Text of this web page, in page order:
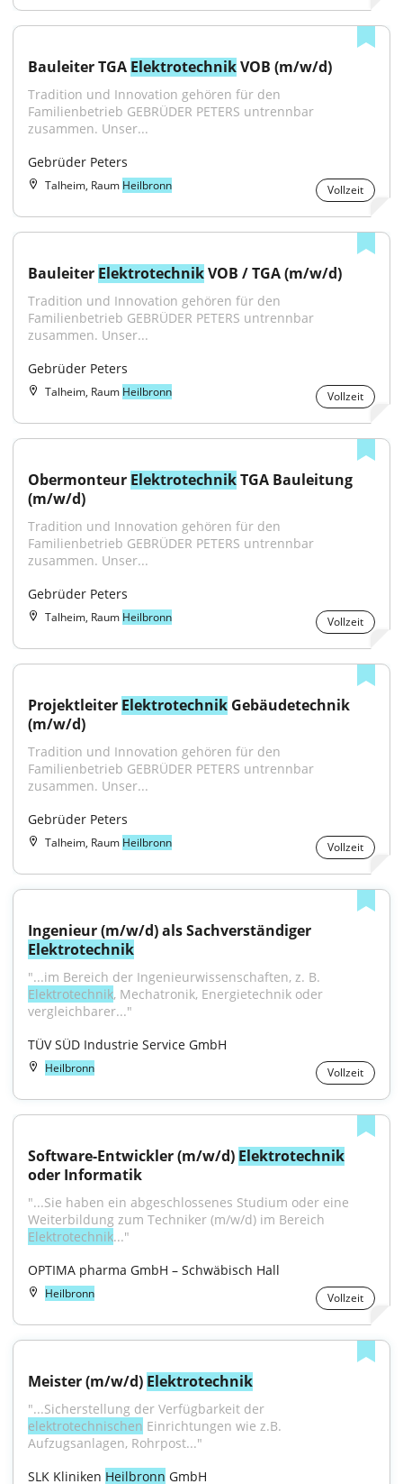
Bauleiter TGA Elektrotechnik VOB (m/w/d)
Tradition und Innovation gehören für den
Familienbetrieb GEBRÜDER PETERS untrennbar
zusammen. Unser...
Gebrüder Peters
Talheim, Raum Heilbronn Vollzeit
Bauleiter Elektrotechnik VOB / TGA (m/w/d)
Tradition und Innovation gehören für den
Familienbetrieb GEBRÜDER PETERS untrennbar
zusammen. Unser...
Gebrüder Peters
Talheim, Raum Heilbronn Vollzeit
Obermonteur Elektrotechnik TGA Bauleitung
(m/w/d)
Tradition und Innovation gehören für den
Familienbetrieb GEBRÜDER PETERS untrennbar
zusammen. Unser...
Gebrüder Peters
Talheim, Raum Heilbronn Vollzeit
Projektleiter Elektrotechnik Gebäudetechnik
(m/w/d)
Tradition und Innovation gehören für den
Familienbetrieb GEBRÜDER PETERS untrennbar
zusammen. Unser...
Gebrüder Peters
Talheim, Raum Heilbronn Vollzeit
Elektrotechnik
Elektrotechnik, Mechatronik, Energietechnik oder
vergleichbarer..."
TÜV SÜD Industrie Service GmbH
Heilbronn Vollzeit
Software-Entwickler (m/w/d) Elektrotechnik
oder Informatik
"...Sie haben ein abgeschlossenes Studium oder eine
Elektrotechnik..."
OPTIMA pharma GmbH – Schwäbisch Hall
Heilbronn Vollzeit
Meister (m/w/d) Elektrotechnik
elektrotechnischen Einrichtungen wie z.B.
Aufzugsanlagen, Rohrpost..."
SLK Kliniken Heilbronn GmbH